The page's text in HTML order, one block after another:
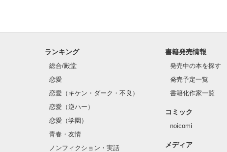
ランキング
総合/殿堂
恋愛
恋愛（キケン・ダーク・不良）
恋愛（逆ハー）
恋愛（学園）
青春・友情
ノンフィクション・実話
書籍発売情報
発売中の本を探す
発売予定一覧
書籍化作家一覧
コミック
noicomi
メディア